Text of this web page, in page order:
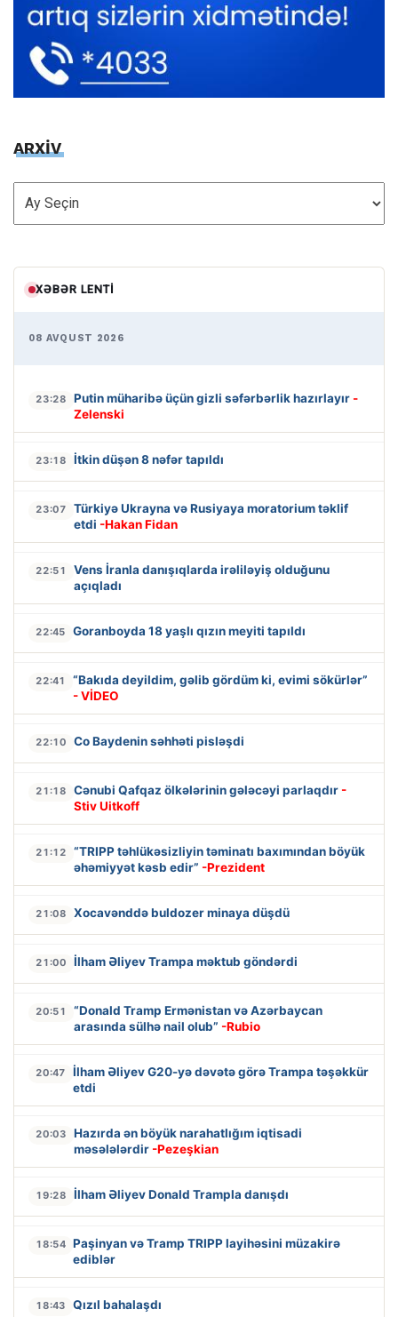
ARXİV
ARXİV
XƏBƏR LENTI
08 AVQUST 2026
23:28 Putin müharibə üçün gizli səfərbərlik hazırlayır -
Zelenski
23:18 İtkin düşən 8 nəfər tapıldı
23:07
Türkiyə Ukrayna və Rusiyaya moratorium təklif
etdi -Hakan Fidan
22:51
Vens İranla danışıqlarda irəliləyiş olduğunu
açıqladı
22:45 Goranboyda 18 yaşlı qızın meyiti tapıldı
22:41
“Bakıda deyildim, gəlib gördüm ki, evimi sökürlər”
- VİDEO
22:10 Co Baydenin səhhəti pisləşdi
21:18 Cənubi Qafqaz ölkələrinin gələcəyi parlaqdır -
Stiv Uitkoff
21:12
“TRIPP təhlükəsizliyin təminatı baxımından böyük
əhəmiyyət kəsb edir” -Prezident
21:08 Xocavənddə buldozer minaya düşdü
21:00 İlham Əliyev Trampa məktub göndərdi
20:51
“Donald Tramp Ermənistan və Azərbaycan
arasında sülhə nail olub” -Rubio
20:47
İlham Əliyev G20-yə dəvətə görə Trampa təşəkkür
etdi
20:03
Hazırda ən böyük narahatlığım iqtisadi
məsələlərdir -Pezeşkian
19:28 İlham Əliyev Donald Trampla danışdı
18:54 Paşinyan və Tramp TRIPP layihəsini müzakirə
ediblər
18:43 Qızıl bahalaşdı